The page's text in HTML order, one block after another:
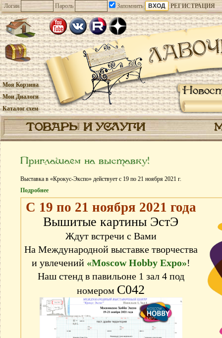
Логин Пароль Запомнить РЕГИСТРАЦИЯ
Моя Корзина
Мои Диалоги
Каталог схем
ТОВАРЫ И УСЛУГИ
Приглашаем на выставку!
Выставка в «Крокус-Экспо» действует с 19 по 21 ноября 2021 г.
Подробнее
С 19 по 21 ноября 2021 года
Вышитые картины ЭстЭ
Ждут встречи с Вами
На Международной выставке творчества
и увлечений «Moscow Hobby Expo»!
Наш стенд в павильоне 1 зал 4 под
номером С042